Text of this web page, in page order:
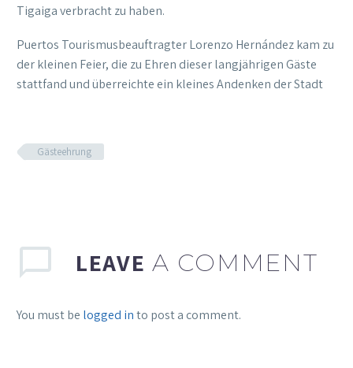
Tigaiga verbracht zu haben.
Puertos Tourismusbeauftragter Lorenzo Hernández kam zu
der kleinen Feier, die zu Ehren dieser langjährigen Gäste
stattfand und überreichte ein kleines Andenken der Stadt
Gästeehrung
LEAVE A COMMENT
You must be logged into post a comment.